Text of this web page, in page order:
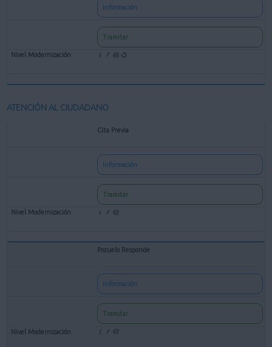
Información
Tramitar
ATENCIÓN AL CIUDADANO
Cita Previa
Información
Tramitar
Pozuelo Responde
Información
Tramitar